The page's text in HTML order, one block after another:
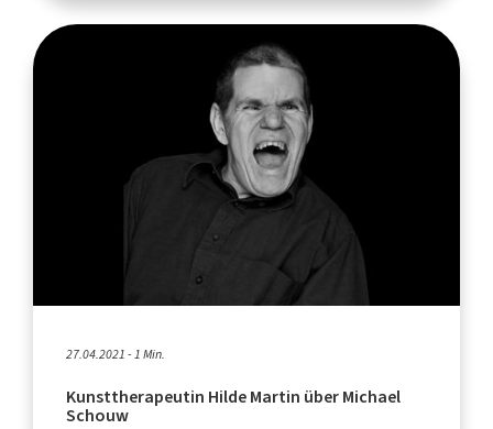
27.04.2021 - 1 Min.
Kunsttherapeutin Hilde Martin über Michael
Schouw